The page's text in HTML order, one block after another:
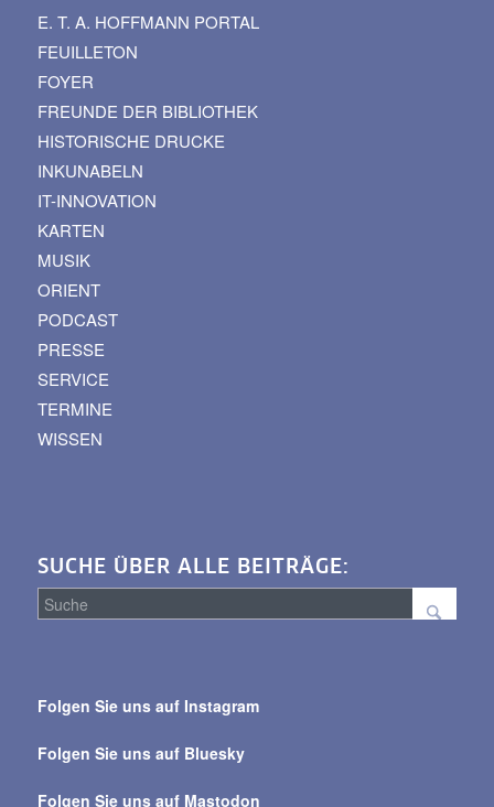
E. T. A. HOFFMANN PORTAL
FEUILLETON
FOYER
FREUNDE DER BIBLIOTHEK
HISTORISCHE DRUCKE
INKUNABELN
IT-INNOVATION
KARTEN
MUSIK
ORIENT
PODCAST
PRESSE
SERVICE
TERMINE
WISSEN
SUCHE ÜBER ALLE BEITRÄGE:
alle
Folgen Sie uns auf Instagram
Folgen Sie uns auf Bluesky
Folgen Sie uns auf Mastodon